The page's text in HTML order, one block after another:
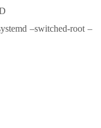
–switched-root –